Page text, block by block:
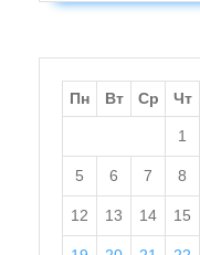
Пн Вт Ср Чт
1
5 6 7 8
12 13 14 15